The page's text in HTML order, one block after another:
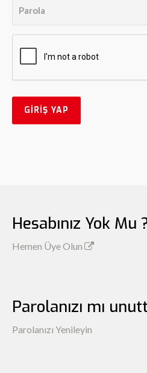
Hesabınız Yok Mu
Hemen Üye Olun
Parolanızı mı
Parolanızı Yenileyin